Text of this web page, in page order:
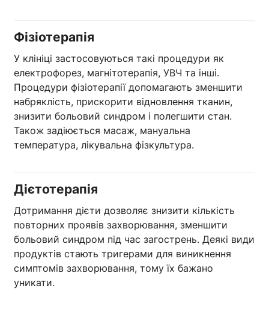
Фізіотерапія
У клініці застосовуються такі процедури як
електрофорез, магнітотерапія, УВЧ та інші.
Процедури фізіотерапії допомагають зменшити
набряклість, прискорити відновлення тканин,
знизити больовий синдром і полегшити стан.
Також задіюється масаж, мануальна
температура, лікувальна фізкультура.
Дієтотерапія
Дотримання дієти дозволяє знизити кількість
повторних проявів захворювання, зменшити
больовий синдром під час загострень. Деякі види
продуктів стають тригерами для виникнення
симптомів захворювання, тому їх бажано
уникати.